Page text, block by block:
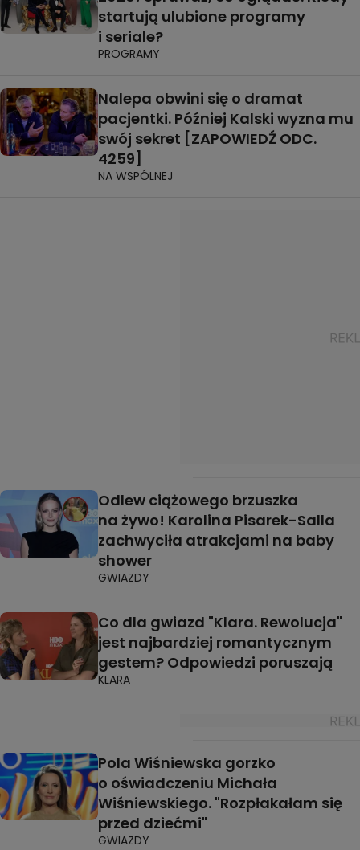
startują ulubione programy
i seriale?
PROGRAMY
Nalepa obwini się o dramat
pacjentki. Później Kalski wyzna mu
swój sekret [ZAPOWIEDŹ ODC.
4259]
NA WSPÓLNEJ
Odlew ciążowego brzuszka
na żywo! Karolina Pisarek-Salla
zachwyciła atrakcjami na baby
shower
GWIAZDY
Co dla gwiazd "Klara. Rewolucja"
jest najbardziej romantycznym
gestem? Odpowiedzi poruszają
KLARA
Pola Wiśniewska gorzko
o oświadczeniu Michała
Wiśniewskiego. "Rozpłakałam się
przed dziećmi"
GWIAZDY